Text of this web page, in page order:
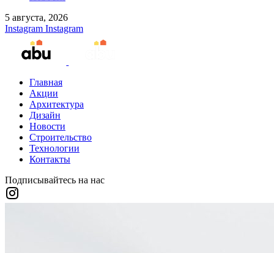
5 августа, 2026
Instagram Instagram
Главная
Акции
Архитектура
Дизайн
Новости
Строительство
Технологии
Контакты
Подписывайтесь на нас